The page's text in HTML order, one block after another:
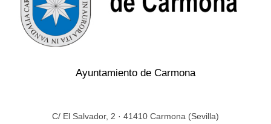
Ayuntamiento de Carmona
C/ El Salvador, 2 · 41410 Carmona (Sevilla)